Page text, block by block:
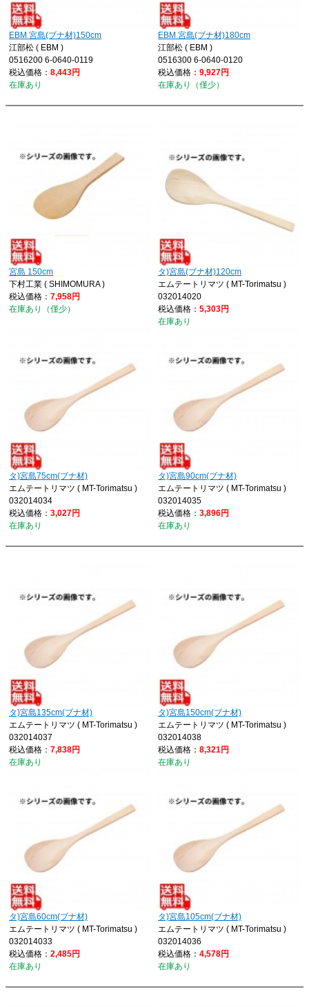
EBM 宮島(ブナ材)150cm
江部松 ( EBM )
0516200 6-0640-0119
税込価格： 8,443円
在庫あり
EBM 宮島(ブナ材)180cm
江部松 ( EBM )
0516300 6-0640-0120
税込価格： 9,927円
在庫あり（僅少）
宮島 150cm
下村工業 ( SHIMOMURA )
税込価格： 7,958円
在庫あり（僅少）
タ)宮島(ブナ材)120cm
エムテートリマツ ( MT-Torimatsu )
032014020
税込価格： 5,303円
在庫あり
タ)宮島75cm(ブナ材)
エムテートリマツ ( MT-Torimatsu )
032014034
税込価格： 3,027円
在庫あり
タ)宮島90cm(ブナ材)
エムテートリマツ ( MT-Torimatsu )
032014035
税込価格： 3,896円
在庫あり
タ)宮島135cm(ブナ材)
エムテートリマツ ( MT-Torimatsu )
032014037
税込価格： 7,838円
在庫あり
タ)宮島150cm(ブナ材)
エムテートリマツ ( MT-Torimatsu )
032014038
税込価格： 8,321円
在庫あり
タ)宮島60cm(ブナ材)
エムテートリマツ ( MT-Torimatsu )
032014033
税込価格： 2,485円
在庫あり
タ)宮島105cm(ブナ材)
エムテートリマツ ( MT-Torimatsu )
032014036
税込価格： 4,578円
在庫あり